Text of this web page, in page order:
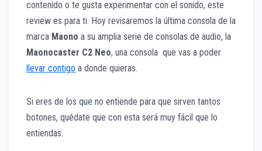
contenido o te gusta experimentar con el sonido, este
review es para ti. Hoy revisaremos la última consola de la
marca Maono a su amplia serie de consolas de audio, la
Maonocaster C2 Neo, una consola que vas a poder
llevar contigo a donde quieras.
Si eres de los que no entiende para que sirven tantos
botones, quédate que con esta será muy fácil que lo
entiendas.